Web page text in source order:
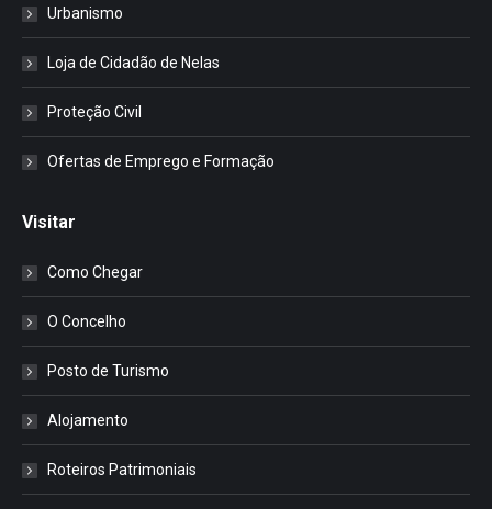
Urbanismo
Loja de Cidadão de Nelas
Proteção Civil
Ofertas de Emprego e Formação
Visitar
Como Chegar
O Concelho
Posto de Turismo
Alojamento
Roteiros Patrimoniais